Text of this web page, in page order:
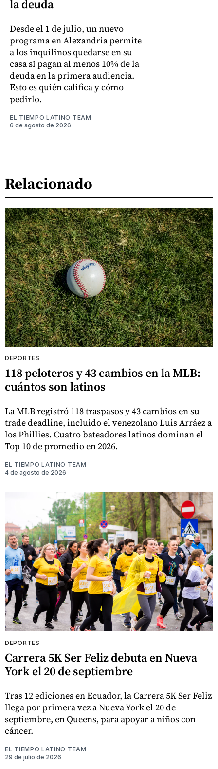
la deuda
Desde el 1 de julio, un nuevo
programa en Alexandria permite
a los inquilinos quedarse en su
casa si pagan al menos 10% de la
deuda en la primera audiencia.
Esto es quién califica y cómo
pedirlo.
EL TIEMPO LATINO TEAM
6 de agosto de 2026
Relacionado
DEPORTES
118 peloteros y 43 cambios en la MLB:
cuántos son latinos
La MLB registró 118 traspasos y 43 cambios en su
trade deadline, incluido el venezolano Luis Arráez a
los Phillies. Cuatro bateadores latinos dominan el
Top 10 de promedio en 2026.
EL TIEMPO LATINO TEAM
4 de agosto de 2026
DEPORTES
Carrera 5K Ser Feliz debuta en Nueva
York el 20 de septiembre
Tras 12 ediciones en Ecuador, la Carrera 5K Ser Feliz
llega por primera vez a Nueva York el 20 de
septiembre, en Queens, para apoyar a niños con
cáncer.
EL TIEMPO LATINO TEAM
29 de julio de 2026